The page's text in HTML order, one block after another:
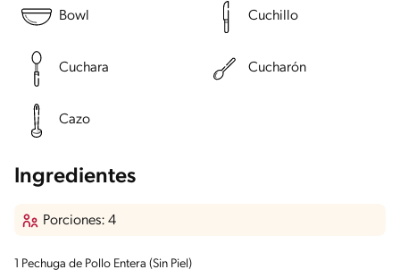
Bowl Cuchillo
Cuchara Cucharón
Cazo
Ingredientes
Porciones: 4
1 Pechuga de Pollo Entera (Sin Piel)